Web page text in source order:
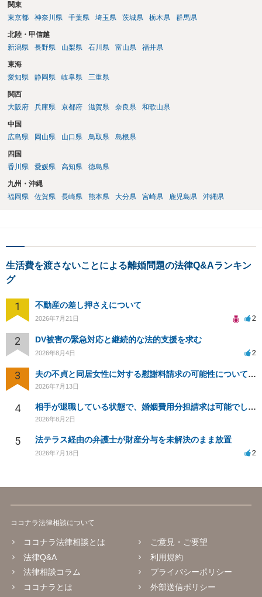
関東
東京都
神奈川県 千葉県 埼玉県 茨城県 栃木県 群馬県
北陸・甲信越
新潟県
長野県 山梨県 石川県 富山県 福井県
東海
愛知県
静岡県 岐阜県 三重県
関西
大阪府
兵庫県 京都府 滋賀県 奈良県 和歌山県
中国
広島県
岡山県 山口県 鳥取県 島根県
四国
香川県
愛媛県 高知県 徳島県
九州・沖縄
福岡県
佐賀県 長崎県 熊本県 大分県 宮崎県 鹿児島県 沖縄県
生活費を渡さないことによる離婚問題の法律Q&Aランキン
グ
1 不動産の差し押さえについて
2026年7月21日 2
2 DV被害の緊急対応と継続的な法的支援を求む
2026年8月4日 2
3 夫の不貞と同居女性に対する慰謝料請求の可能性について相談
2026年7月13日
4 相手が退職している状態で、婚姻費用分担請求は可能でしょうか？
2026年8月2日
5 法テラス経由の弁護士が財産分与を未解決のまま放置
2026年7月18日 2
ココナラ法律相談について
ココナラ法律相談とは
法律Q&A
法律相談コラム
ココナラとは
ご意見・ご要望
利用規約
プライバシーポリシー
外部送信ポリシー